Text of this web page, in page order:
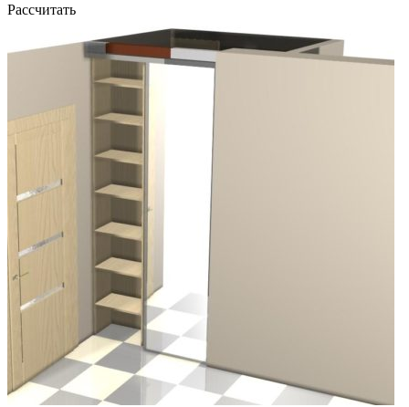
Рассчитать